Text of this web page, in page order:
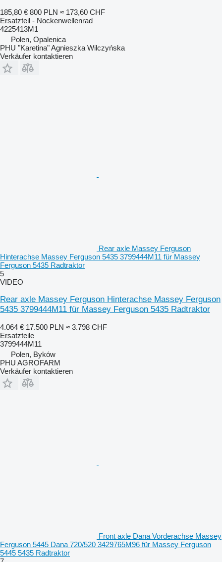
185,80 € 800 PLN ≈ 173,60 CHF
Ersatzteil - Nockenwellenrad
4225413M1
Polen, Opalenica
PHU "Karetina" Agnieszka Wilczyńska
Verkäufer kontaktieren
Rear axle Massey Ferguson
Hinterachse Massey Ferguson 5435 3799444M11 für Massey
Ferguson 5435 Radtraktor
5
VIDEO
Rear axle Massey Ferguson Hinterachse Massey Ferguson
5435 3799444M11 für Massey Ferguson 5435 Radtraktor
4.064 € 17.500 PLN ≈ 3.798 CHF
Ersatzteile
3799444M11
Polen, Byków
PHU AGROFARM
Verkäufer kontaktieren
Front axle Dana Vorderachse Massey
Ferguson 5445 Dana 720/520 3429765M96 für Massey Ferguson
5445 5435 Radtraktor